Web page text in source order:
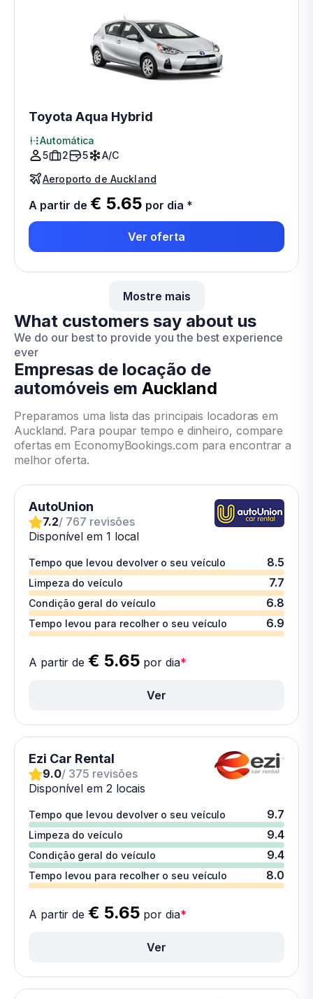
Toyota Aqua Hybrid
Automática
5
2 5
A/C
Aeroporto de Auckland
A partir de € 5.65 por dia *
Ver oferta
Mostre mais
What customers say about us
We do our best to provide you the best experience
ever
Empresas de locação de
automóveis em Auckland
Preparamos uma lista das principais locadoras em
Auckland. Para poupar tempo e dinheiro, compare
ofertas em EconomyBookings.com para encontrar a
melhor oferta.
AutoUnion
7.2/ 767 revisões
Disponível em 1 local
Tempo que levou devolver o seu veículo 8.5
Limpeza do veículo 7.7
Condição geral do veículo 6.8
Tempo levou para recolher o seu veículo 6.9
A partir de € 5.65 por dia*
Ver
Ezi Car Rental
9.0/ 375 revisões
Disponível em 2 locais
Tempo que levou devolver o seu veículo 9.7
Limpeza do veículo 9.4
Condição geral do veículo 9.4
Tempo levou para recolher o seu veículo 8.0
A partir de € 5.65 por dia*
Ver